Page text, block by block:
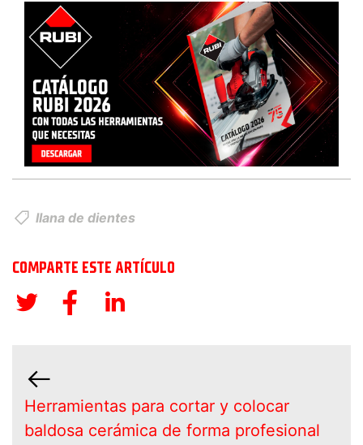
llana de dientes
COMPARTE ESTE ARTÍCULO
Herramientas para cortar y colocar
baldosa cerámica de forma profesional